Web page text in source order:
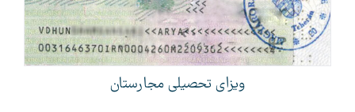
ویزای تحصیلی مجارستان